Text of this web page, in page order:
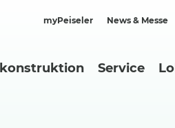
myPeiseler News & Messe
Service